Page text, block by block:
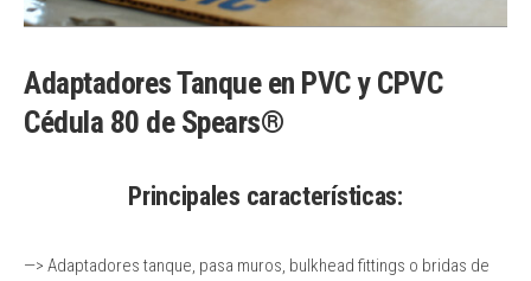
Adaptadores Tanque en PVC y CPVC
Cédula 80 de Spears®
Principales características:
—> Adaptadores tanque, pasa muros, bulkhead fittings o bridas de